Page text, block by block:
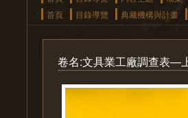
首頁
目錄導覽 典藏機構與計畫
卷名:文具業工廠調查表—